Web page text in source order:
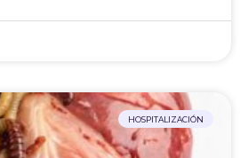
HOSPITALIZACIÓN